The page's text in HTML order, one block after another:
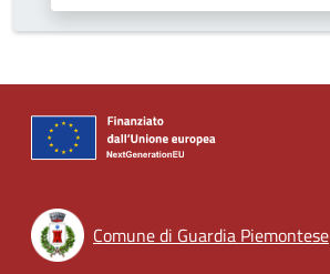
Comune di Guardia Piemontese